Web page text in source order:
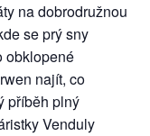
na dobrodružnou
se prý sny
obklopené
najít, co
příběh plný
Venduly